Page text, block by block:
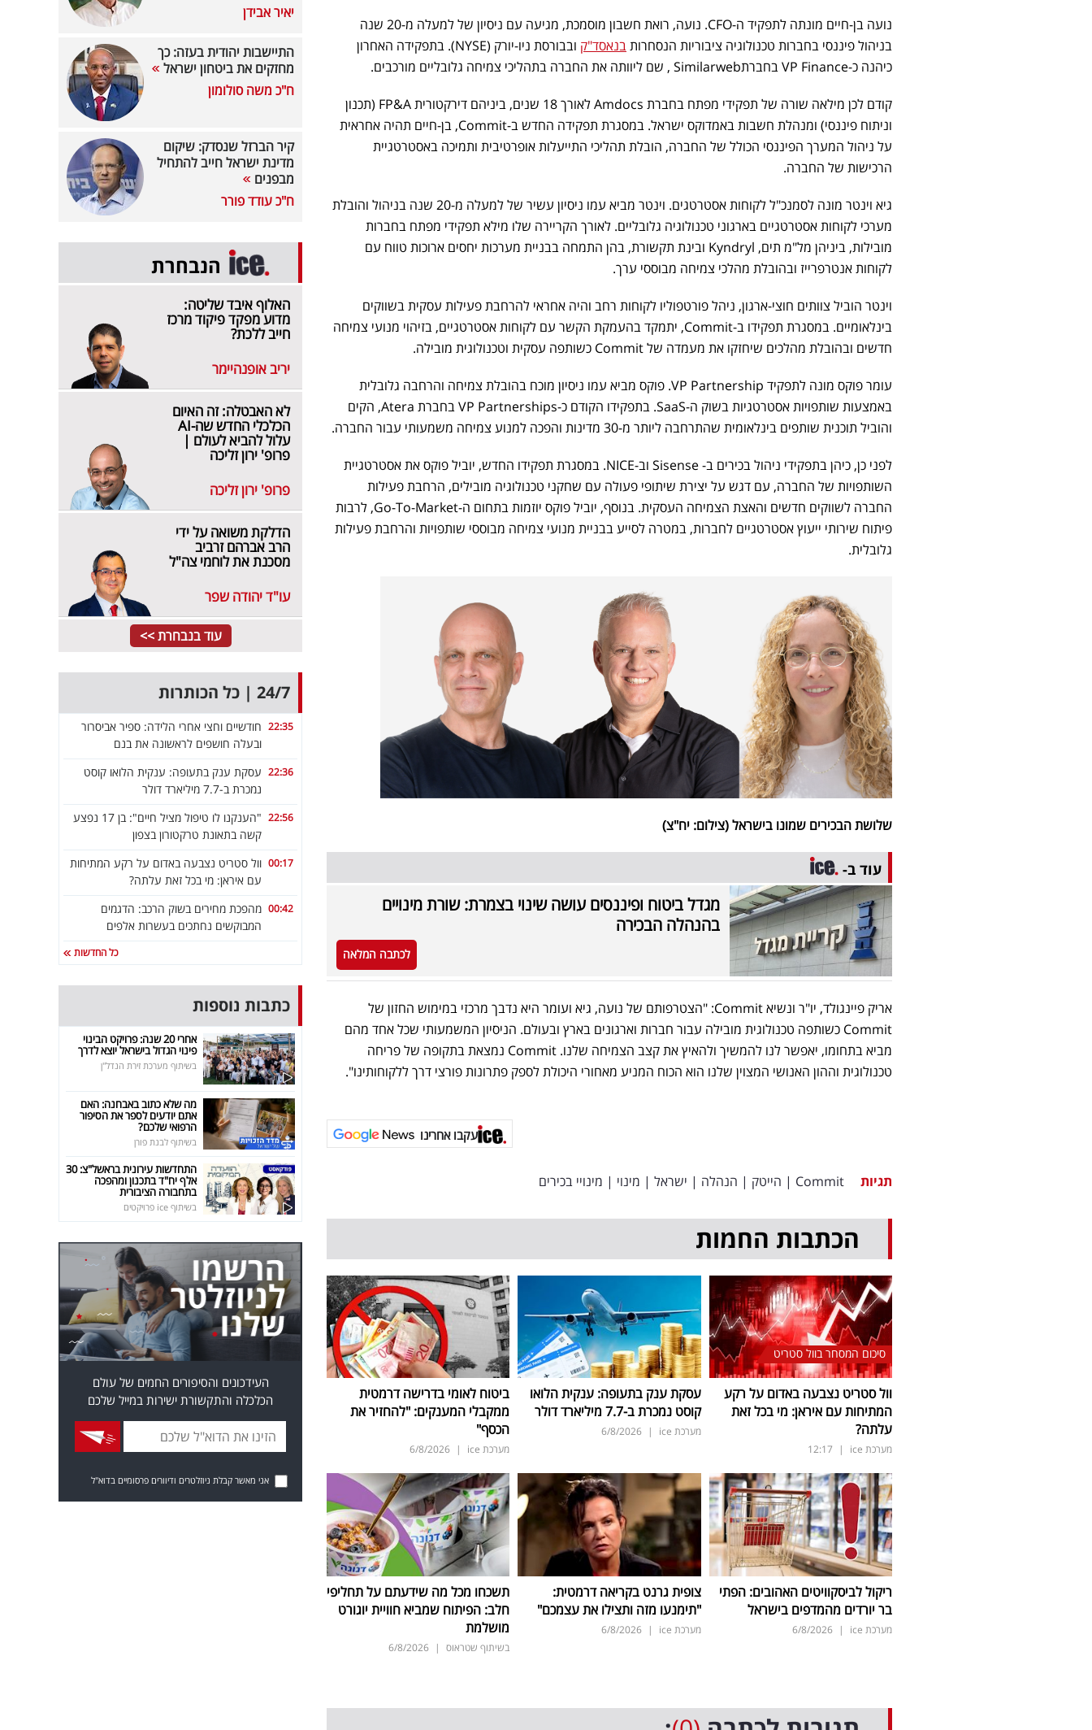
נועה בן-חיים מונתה לתפקיד ה-CFO. נועה, רואת חשבון מוסמכת, מגיעה עם ניסיון של למעלה מ-20 שנה
בניהול פיננסי בחברות טכנולוגיה ציבוריות הנסחרותבנאסד"ק
ובבורסת ניו-יורק (NYSE). בתפקידה האחרון
כיהנה כ-VP Finance בחברתSimilarweb , שם ליוותה את החברה בתהליכי צמיחה גלובליים מורכבים.
קודם לכן מילאה שורה של תפקידי מפתח בחברת Amdocs לאורך 18 שנים, ביניהם דירקטורית FP&A (תכנון
וניתוח פיננסי) ומנהלת חשבות באמדוקס ישראל. במסגרת תפקידה החדש ב-Commit, בן-חיים תהיה אחראית
על ניהול המערך הפיננסי הכולל של החברה, הובלת תהליכי התייעלות אופרטיבית ותמיכה באסטרטגיית
הרכישות של החברה.
גיא וינטר מונה לסמנכ"ל לקוחות אסטרטגים. וינטר מביא עמו ניסיון עשיר של למעלה מ-20 שנה בניהול והובלת
מערכי לקוחות אסטרטגיים בארגוני טכנולוגיה גלובליים. לאורך הקריירה שלו מילא תפקידי מפתח בחברות
מובילות, ביניהן מל"מ תים, Kyndryl ובינת תקשורת, בהן התמחה בבניית מערכות יחסים ארוכות טווח עם
לקוחות אנטרפרייז ובהובלת מהלכי צמיחה מבוססי ערך.
וינטר הוביל צוותים חוצי-ארגון, ניהל פורטפוליו לקוחות רחב והיה אחראי להרחבת פעילות עסקית בשווקים
בינלאומיים. במסגרת תפקידו ב-Commit, יתמקד בהעמקת הקשר עם לקוחות אסטרטגיים, בזיהוי מנועי צמיחה
חדשים ובהובלת מהלכים שיחזקו את מעמדה של Commit כשותפה עסקית וטכנולוגית מובילה.
עומר פוקס מונה לתפקיד VP Partnership. פוקס מביא עמו ניסיון מוכח בהובלת צמיחה והרחבה גלובלית
באמצעות שותפויות אסטרטגיות בשוק ה-SaaS. בתפקידו הקודם כ-VP Partnerships בחברת Atera, הקים
והוביל תוכנית שותפים בינלאומית שהתרחבה ליותר מ-30 מדינות והפכה למנוע צמיחה משמעותי עבור החברה.
לפני כן, כיהן בתפקידי ניהול בכירים ב- Sisense וב-NICE. במסגרת תפקידו החדש, יוביל פוקס את אסטרטגיית
השותפויות של החברה, עם דגש על יצירת שיתופי פעולה עם שחקני טכנולוגיה מובילים, הרחבת פעילות
החברה לשווקים חדשים והאצת הצמיחה העסקית. בנוסף, יוביל פוקס יוזמות בתחום ה-Go-To-Market, לרבות
פיתוח שירותי ייעוץ אסטרטגיים לחברות, במטרה לסייע בבניית מנועי צמיחה מבוססי שותפויות והרחבת פעילות
גלובלית.
שלושת הבכירים שמונו בישראל (צילום: יח"צ)
עוד ב-
מגדל ביטוח ופיננסים עושה שינוי בצמרת: שורת מינויים
בהנהלה הבכירה
לכתבה המלאה
אריק פיינגולד, יו"ר ונשיא Commit: "הצטרפותם של נועה, גיא ועומר היא נדבך מרכזי במימוש החזון של
Commit כשותפה טכנולוגית מובילה עבור חברות וארגונים בארץ ובעולם. הניסיון המשמעותי שכל אחד מהם
מביא בתחומו, יאפשר לנו להמשיך ולהאיץ את קצב הצמיחה שלנו. Commit נמצאת בתקופה של פריחה
טכנולוגית וההון האנושי המצוין שלנו הוא הכוח המניע מאחורי היכולת לספק פתרונות פורצי דרך ללקוחותינו".
עקבו אחרינו
תגיות Commit
| הייטק | הנהלה | ישראל | מינוי | מינויי בכירים
הכתבות החמות
סיכום המסחר בוול סטריט
וול סטריט נצבעה באדום על רקע
המתיחות עם איראן: מי בכל זאת
עלתה?
מערכת ice |
12:17
עסקת ענק בתעופה: ענקית הלואו
קוסט נמכרת ב-7.7 מיליארד דולר
מערכת ice |
6/8/2026
ביטוח לאומי בדרישה דרמטית
ממקבלי המענקים: "להחזיר את
הכסף"
מערכת ice |
6/8/2026
ריקול לביסקוויטים האהובים: הפתי
בר יורדים מהמדפים בישראל
מערכת ice |
6/8/2026
צופית גרנט בקריאה דרמטית:
"תימנעו מזה ותצילו את עצמכם"
מערכת ice |
6/8/2026
תשכחו מכל מה שידעתם על תחליפי
חלב: הפיתוח שמביא חוויית יוגורט
מושלמת
בשיתוף שטראוס |
6/8/2026
יאיר אבידן
התיישבות יהודית בעזה: כך
מחזקים את ביטחון ישראל
ח"כ משה סולומון
קיר הברזל שנסדק: שיקום
מדינת ישראל חייב להתחיל
מבפנים
ח"כ עודד פורר
הנבחרת
האלוף איבד שליטה:
מדוע מפקד פיקוד מרכז
חייב ללכת?
יריב אופנהיימר
לא האבטלה: זה האיום
הכלכלי החדש שה-AI
עלול להביא לעולם |
פרופ' ירון זליכה
פרופ' ירון זליכה
הדלקת משואה על ידי
הרב אברהם זרביב
מסכנת את לוחמי צה"ל
עו"ד יהודה שפר
עוד בנבחרת >>
24/7 | כל הכותרות
22:35 חודשיים וחצי אחרי הלידה: ספיר אביסרור
ובעלה חושפים לראשונה את בנם
22:36 עסקת ענק בתעופה: ענקית הלואו קוסט
נמכרת ב-7.7 מיליארד דולר
22:56
"הענקנו לו טיפול מציל חיים": בן 17 נפצע
קשה בתאונת טרקטורון בצפון
00:17 וול סטריט נצבעה באדום על רקע המתיחות
עם איראן: מי בכל זאת עלתה?
00:42 מהפכת מחירים בשוק הרכב: הדגמים
המבוקשים נחתכים בעשרות אלפים
כל החדשות
כתבות נוספות
אחרי 20 שנה: פרויקט הבינוי
פינוי הגדול בישראל יוצא לדרך
בשיתוף מערכת זירת הנדל"ן
מה שלא כתוב באבחנה: האם
אתם יודעים לספר את הסיפור
הרפואי שלכם?
בשיתוף לבנת פורן
התחדשות עירונית בראשל"צ: 30
אלף יח"ד בתכנון ומהפכה
בתחבורה הציבורית
בשיתוף ice פרויקטים
העידכונים והסיפורים החמים של עולם
הכלכלה והתקשורת ישירות במייל שלכם
אני מאשר קבלת ניוזלטרים ודיוורים פרסומיים בדוא"ל